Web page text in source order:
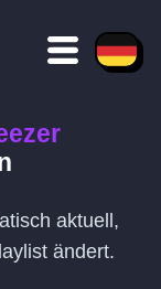
aktuell,
ändert.